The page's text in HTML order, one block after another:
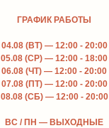
ГРАФИК РАБОТЫ
04.08 (ВТ) — 12:00 - 20:00
05.08 (СР) — 12:00 - 18:00
06.08 (ЧТ) — 12:00 - 20:00
07.08 (ПТ) — 12:00 - 20:00
08.08 (СБ) — 12:00 - 20:00
ВС / ПН — ВЫХОДНЫЕ
— 05.09